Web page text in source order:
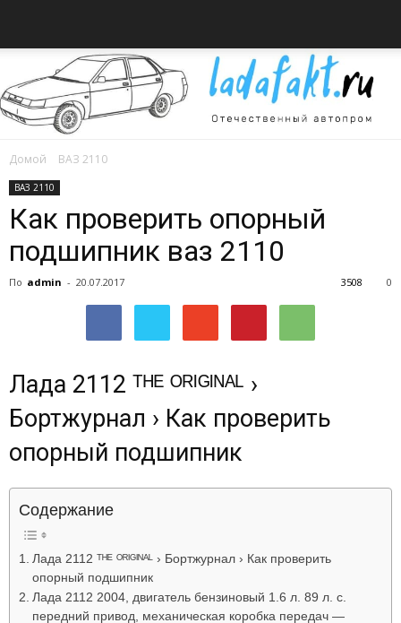
об
автомобилях
Лада
Домой ВАЗ 2110
ВАЗ 2110
Как проверить опорный
подшипник ваз 2110
По admin - 20.07.2017 0
3508
Лада 2112 ᵀᴴᴱ ᴼᴿᴵᴳᴵᴺᴬᴸ ›
Бортжурнал › Как проверить
опорный подшипник
Содержание
Лада 2112 ᵀᴴᴱ ᴼᴿᴵᴳᴵᴺᴬᴸ › Бортжурнал › Как проверить
опорный подшипник
Лада 2112 2004, двигатель бензиновый 1.6 л. 89 л. с.
передний привод, механическая коробка передач —